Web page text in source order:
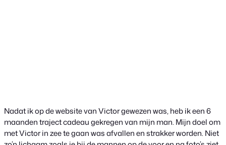
Nadat ik op de website van Victor gewezen was, heb ik een 6
maanden traject cadeau gekregen van mijn man. Mijn doel om
met Victor in zee te gaan was afvallen en strakker worden. Niet